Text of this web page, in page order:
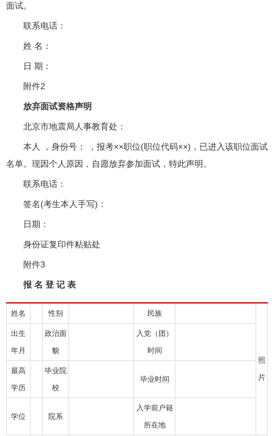
面试。
联系电话：
姓 名：
日 期：
附件2
放弃面试资格声明
北京市地震局人事教育处：
本人 ，身份号： ，报考××职位(职位代码××)，已进入该职位面试
名单。现因个人原因，自愿放弃参加面试，特此声明。
联系电话：
签名(考生本人手写)：
日期：
身份证复印件粘贴处
附件3
报 名 登 记 表
姓名 性别 民族
照
片
出生
年月
政治面
貌
入党（团）
时间
最高
学历
毕业院
校
毕业时间
学位 院系
入学前户籍
所在地